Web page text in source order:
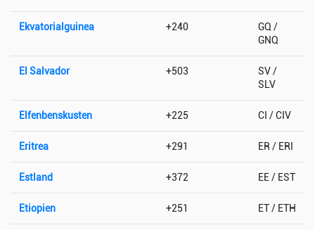
Ekvatorialguinea +240
GQ /
GNQ
El Salvador +503
SV /
SLV
Elfenbenskusten +225 CI / CIV
Eritrea +291 ER / ERI
Estland +372 EE / EST
Etiopien +251 ET / ETH